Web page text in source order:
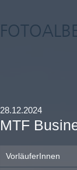
28.12.2024
MTF
VorläuferInnen